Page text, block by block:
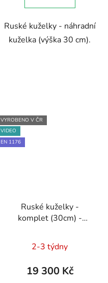
Ruské kuželky - náhradní
kuželka (výška 30 cm).
VYROBENO V ČR
VIDEO
EN 1176
Ruské kuželky -
komplet (30cm) -
- EN 1176 - Technická
zpráva, Brožura, Školení
hodnocení
produktu
2-3 týdny
19 300 Kč